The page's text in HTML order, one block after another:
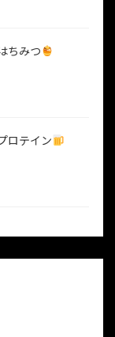
ちみつ
ロテイン